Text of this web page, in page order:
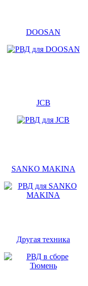
DOOSAN
JCB
SANKO MAKINA
Другая техника